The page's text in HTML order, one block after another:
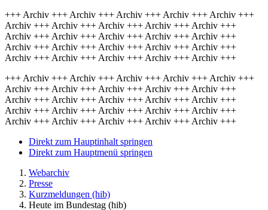
+++ Archiv +++ Archiv +++ Archiv +++ Archiv +++ Archiv +++
Archiv +++ Archiv +++ Archiv +++ Archiv +++ Archiv +++
Archiv +++ Archiv +++ Archiv +++ Archiv +++ Archiv +++
Archiv +++ Archiv +++ Archiv +++ Archiv +++ Archiv +++
Archiv +++ Archiv +++ Archiv +++ Archiv +++ Archiv +++
+++ Archiv +++ Archiv +++ Archiv +++ Archiv +++ Archiv +++
Archiv +++ Archiv +++ Archiv +++ Archiv +++ Archiv +++
Archiv +++ Archiv +++ Archiv +++ Archiv +++ Archiv +++
Archiv +++ Archiv +++ Archiv +++ Archiv +++ Archiv +++
Archiv +++ Archiv +++ Archiv +++ Archiv +++ Archiv +++
Direkt zum Hauptinhalt springen
Direkt zum Hauptmenü springen
Webarchiv
Presse
Kurzmeldungen (hib)
Heute im Bundestag (hib)